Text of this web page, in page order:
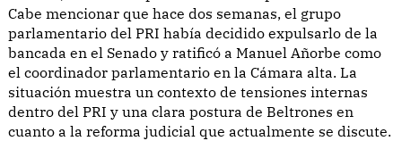
Cabe mencionar que hace dos semanas, el grupo
parlamentario del PRI había decidido expulsarlo de la
bancada en el Senado y ratificó a Manuel Añorbe como
el coordinador parlamentario en la Cámara alta. La
situación muestra un contexto de tensiones internas
dentro del PRI y una clara postura de Beltrones en
cuanto a la reforma judicial que actualmente se discute.